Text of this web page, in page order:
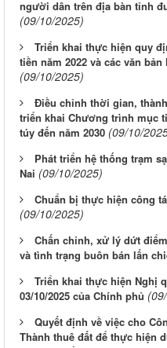
người dân trên địa bàn tỉnh
(09/10/2025)
Triển khai thực hiện quy
tiền năm 2022 và các văn
(09/10/2025)
Điều chỉnh thời gian,
triển khai Chương trình mục
túy đến năm 2030 (09/10/
Phát triển hệ thống trạm
Nai (09/10/2025)
Chuẩn bị thực hiện công
(09/10/2025)
Chấn chỉnh, xử lý dứt
và tình trạng buôn bán lấn
Triển khai thực hiện Nghị
03/10/2025 của Chính phủ
Quyết định về việc cho
Thành thuê đất để thực hiện